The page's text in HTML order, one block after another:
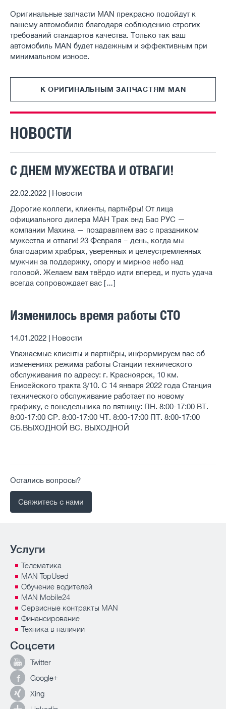
Оригинальные запчасти MAN прекрасно подойдут к
вашему автомобилю благодаря соблюдению строгих
требований стандартов качества. Только так ваш
автомобиль MAN будет надежным и эффективным при
минимальном износе.
К ОРИГИНАЛЬНЫМ ЗАПЧАСТЯМ MAN
НОВОСТИ
С ДНЕМ МУЖЕСТВА И ОТВАГИ!
22.02.2022 | Новости
Дорогие коллеги, клиенты, партнёры! От лица
официального дилера МАН Трак энд Бас РУС —
компании Махина — поздравляем вас с праздником
мужества и отваги! 23 Февраля – день, когда мы
благодарим храбрых, уверенных и целеустремленных
мужчин за поддержку, опору и мирное небо над
головой. Желаем вам твёрдо идти вперед, и пусть удача
всегда сопровождает вас […]
Изменилось время работы СТО
14.01.2022 | Новости
Уважаемые клиенты и партнёры, информируем вас об
изменениях режима работы Станции технического
обслуживания по адресу: г. Красноярск, 10 км.
Енисейского тракта 3/10. С 14 января 2022 года Станция
технического обслуживание работает по новому
графику, с понедельника по пятницу: ПН. 8:00-17:00 ВТ.
8:00-17:00 СР. 8:00-17:00 ЧТ. 8:00-17:00 ПТ. 8:00-17:00
СБ.ВЫХОДНОЙ ВС. ВЫХОДНОЙ
Остались вопросы?
Свяжитесь с нами
Услуги
Телематика
MAN TopUsed
Обучение водителей
MAN Mobile24
Сервисные контракты MAN
Финансирование
Техника в наличии
Соцсети
Twitter
Google+
Xing